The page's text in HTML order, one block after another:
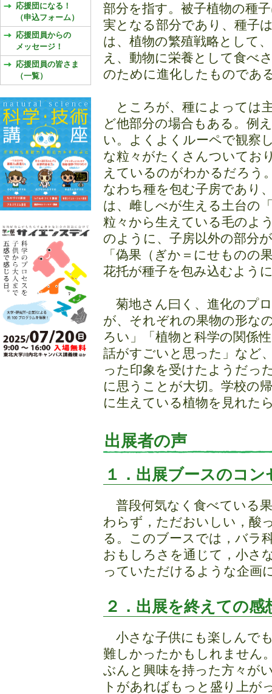
部分を指す。被子植物の種
実となる部分であり、種子
は、植物の繁殖戦略として
え、動物に栄養として食べ
のために進化したものであ
ところが、種によっては
ど他部分の場合もある。例
い。よくよくルーペで観察
な粒々がたくさんついてお
えているのがわかるだろう
なわち種を包む子房であり
は、雌しべが生える土台の
粒々から生えている毛のよ
のように、子房以外の部分
「偽果（ぎか＝にせものの
花托が種子を包み込むよう
菊地さん曰く、進化のプ
が、それぞれの果物の形な
ろい」「植物と科学の関係
話がすごいと思った」など
った印象を受けたようだっ
に思うことが大切。学校の
に生えている植物を見れた
出展者の声
１．出展ブースのコ
普段何気なく食べている
わらず，ただおいしい，酸
る。このブースでは，バラ
おもしろさを通じて，小さ
っていただけるような企画
２．出展を終えての感
小さな子供にも楽しんで
難しかったかもしれません
ぶんと興味を持った方々が
トがあればもっと盛り上が
応援団になる！
（申込フォーム）
応援団員からの
メッセージ！
応援団員の皆さま
（一覧）